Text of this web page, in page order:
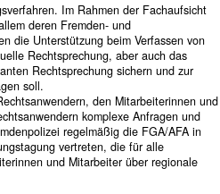
Im Rahmen der Fachaufsicht
deren Fremden- und
die Unterstützung beim Verfassen von
Rechtsprechung, aber auch das
Rechtsprechung sichern und zur
soll.
den Mitarbeiterinnen und
komplexe Anfragen und
regelmäßig die FGA/AFA in
vertreten, die für alle
und Mitarbeiter über regionale